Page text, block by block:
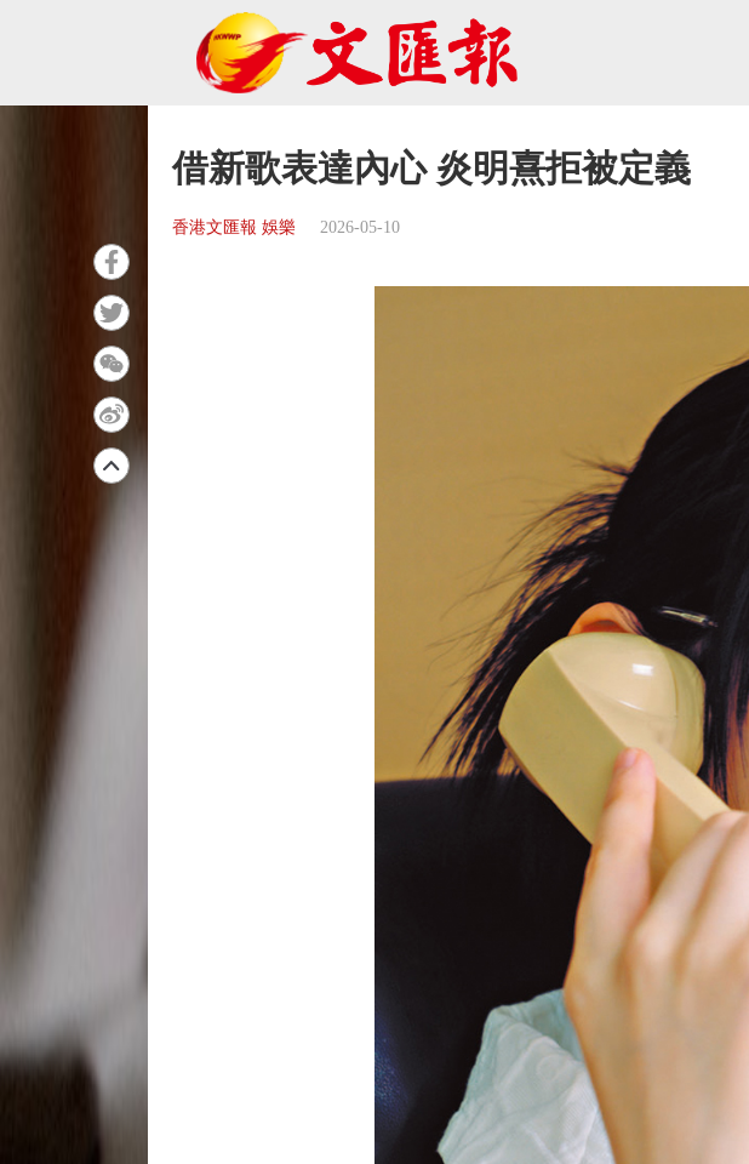
借新歌表達內心 炎明熹拒被定義
香港文匯報 娛樂 2026-05-10